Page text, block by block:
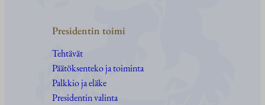
Presidentin toimi
Tehtävät
Päätöksenteko ja toiminta
Palkkio ja eläke
Presidentin valinta